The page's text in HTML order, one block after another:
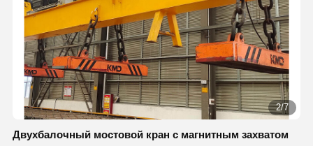
2/7
Двухбалочный мостовой кран с магнитным захватом